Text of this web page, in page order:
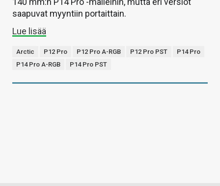
saapuvat myyntiin portaittain.
Lue lisää
Arctic P12 Pro P12 Pro A-RGB P12 Pro PST
P14 Pro
P14 Pro A-RGB
P14 Pro PST